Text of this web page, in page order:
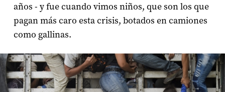
años - y fue cuando vimos niños, que son los que
pagan más caro esta crisis, botados en camiones
como gallinas.